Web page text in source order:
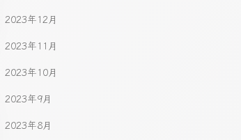
2023年12月
2023年11月
2023年10月
2023年9月
2023年8月